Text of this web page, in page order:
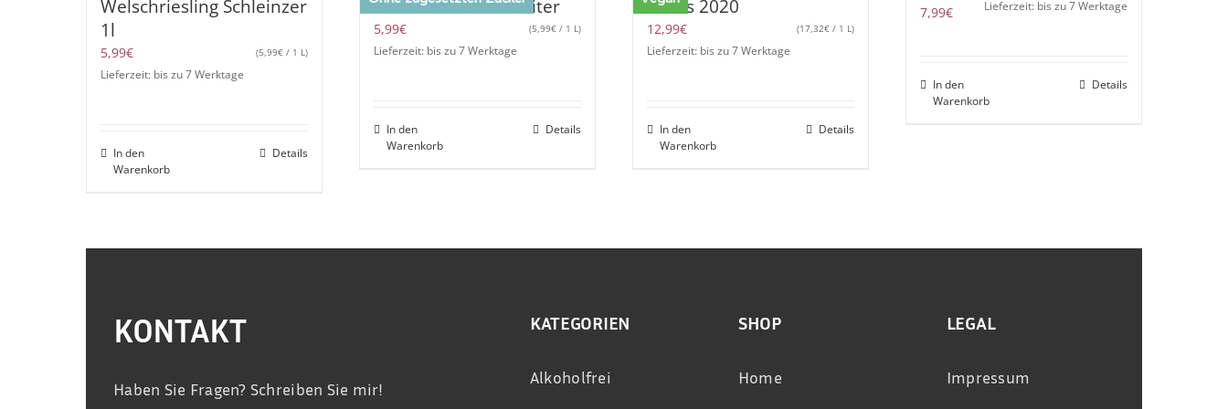
Welschriesling Schleinzer
1l
5,99€ (5,99€ / 1 L)
Lieferzeit: bis zu 7 Werktage
In den
Warenkorb
Details
Inbiovinoveritas 1 Liter
5,99€ (5,99€/ 1 L)
Lieferzeit: bis zu 7 Werktage
In den
Warenkorb
Details
Weiss 2020
12,99€ (17,32€/ 1 L)
Lieferzeit: bis zu 7 Werktage
In den
Warenkorb
Details
7,99€ Lieferzeit: bis zu 7 Werktage
In den
Warenkorb
Details
KONTAKT
Haben Sie Fragen? Schreiben Sie mir!
KATEGORIEN
Alkoholfrei
SHOP
Home
LEGAL
Impressum